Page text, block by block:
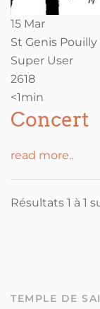
15 Mar
St Genis Pouilly
Super User
2618
<1min
Concert
read more..
Résultats 1 à 1
TEMPLE DE